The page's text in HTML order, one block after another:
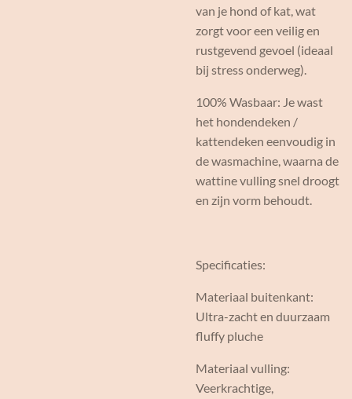
van je hond of kat, wat
zorgt voor een veilig en
rustgevend gevoel (ideaal
bij stress onderweg).
100% Wasbaar: Je wast
het hondendeken /
kattendeken eenvoudig in
de wasmachine, waarna de
wattine vulling snel droogt
en zijn vorm behoudt.
Specificaties:
Materiaal buitenkant:
Ultra-zacht en duurzaam
fluffy pluche
Materiaal vulling:
Veerkrachtige,